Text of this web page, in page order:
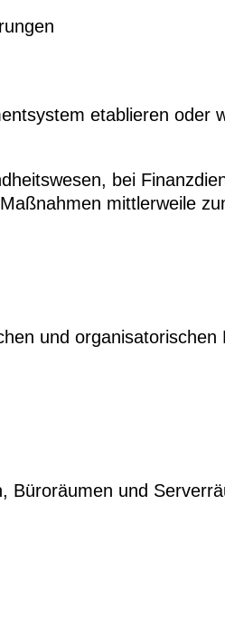
etablieren
bei
mittlerweile
und
und